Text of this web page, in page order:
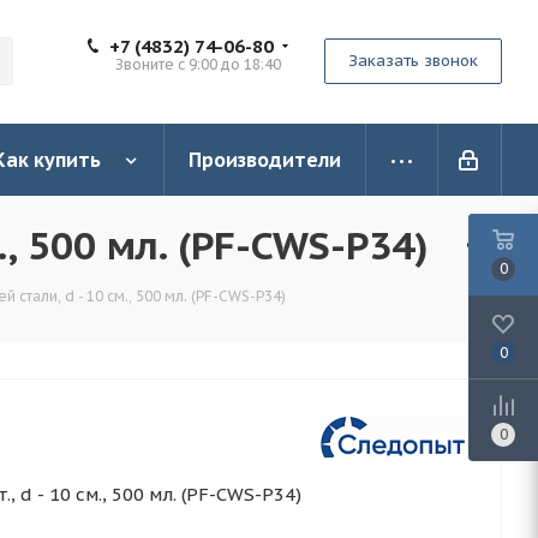
+7 (4832) 74-06-80
Звоните с 9:00 до 18:40 Заказать звонок
купить Производители
мл. (PF-CWS-P34)
d - 10 см., 500 мл. (PF-CWS-P34)
- 10 см., 500 мл. (PF-CWS-P34)
0
0
0